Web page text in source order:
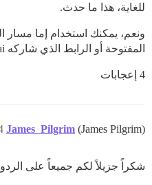
للغاية، هذا ما حدث.
ونعم، يمكنك استخدام إما مسار
المفتوحة أو الرابط الذي شاركه PandaKai أعلاه.
4 إعجابات
James_Pilgrim (James Pilgrim)
شكراً جزيلاً لكم جميعاً على